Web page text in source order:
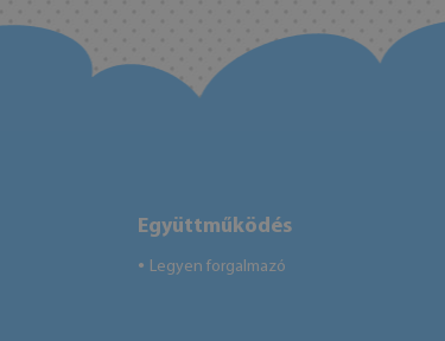
Együttműködés
● Legyen forgalmazó